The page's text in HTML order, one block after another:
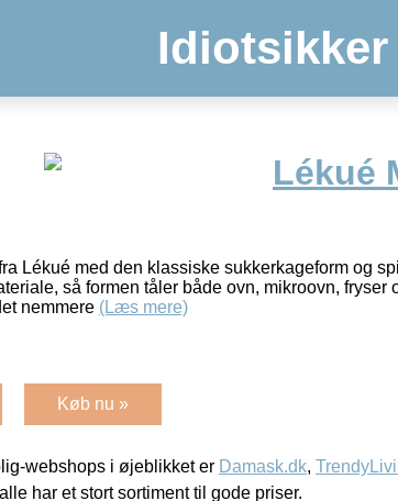
Idiotsikker
Lékué
Lékué med den klassiske sukkerkageform og
så formen tåler både ovn, mikroovn, fryser
nemmere (Læs mere)
Køb nu »
webshops i øjeblikket er Damask.dk,
har et stort sortiment til gode priser.